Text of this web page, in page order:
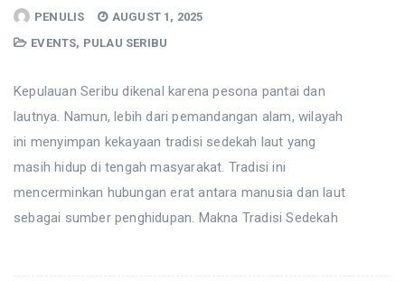
PENULIS
AUGUST 1, 2025
EVENTS, PULAU SERIBU
Kepulauan Seribu dikenal karena pesona pantai dan
lautnya. Namun, lebih dari pemandangan alam, wilayah
ini menyimpan kekayaan tradisi sedekah laut yang
masih hidup di tengah masyarakat. Tradisi ini
mencerminkan hubungan erat antara manusia dan laut
sebagai sumber penghidupan. Makna Tradisi Sedekah